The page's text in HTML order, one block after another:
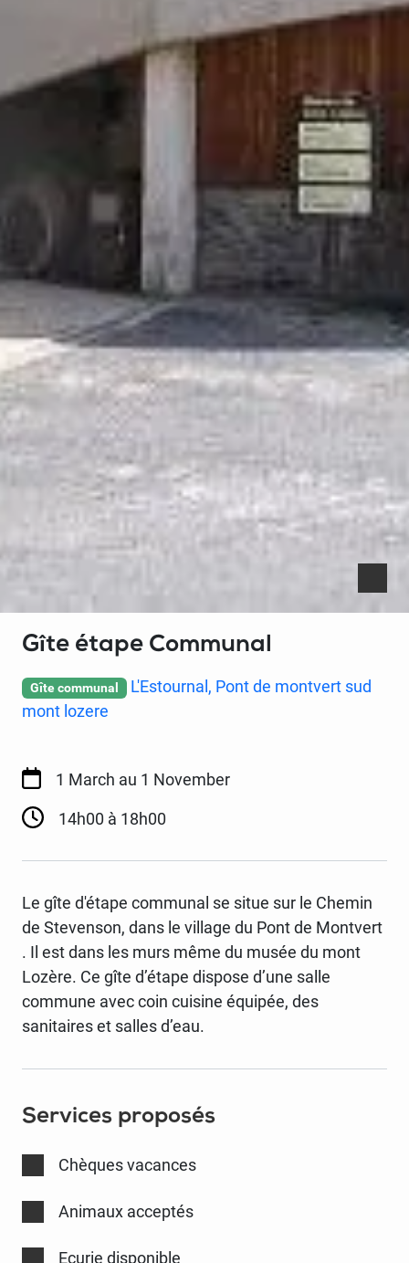
Gîte étape Communal
Gîte communal
L'Estournal, Pont de montvert sud
mont lozere
Le gîte d'étape communal se situe sur le Chemin
de Stevenson, dans le village du Pont de Montvert
. Il est dans les murs même du musée du mont
Lozère. Ce gîte d’étape dispose d’une salle
commune avec coin cuisine équipée, des
sanitaires et salles d’eau.
Services proposés
Chèques vacances
Animaux acceptés
Ecurie disponible
1 March au 1 November
14h00 à 18h00